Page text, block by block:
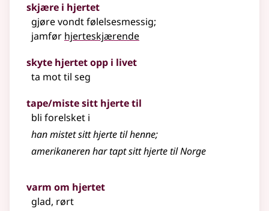
skjære i hjertet
gjøre vondt følelsesmessig;
jamfør hjerteskjærende
skyte hjertet opp i livet
ta mot til seg
tape/miste sitt hjerte til
bli forelsket i
han mistet sitt hjerte til henne;
amerikaneren har tapt sitt hjerte til Norge
varm om hjertet
glad, rørt